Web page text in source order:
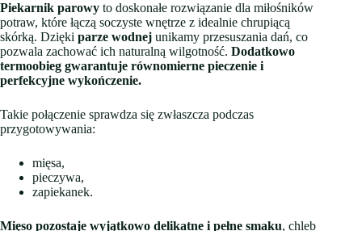
Piekarnik parowy to doskonałe rozwiązanie dla miłośników
potraw, które łączą soczyste wnętrze z idealnie chrupiącą
skórką. Dzięki parze wodnej unikamy przesuszania dań, co
pozwala zachować ich naturalną wilgotność. Dodatkowo
termoobieg gwarantuje równomierne pieczenie i
perfekcyjne wykończenie.
Takie połączenie sprawdza się zwłaszcza podczas
przygotowywania:
mięsa,
pieczywa,
zapiekanek.
Mięso pozostaje wyjątkowo delikatne i pełne smaku, chleb